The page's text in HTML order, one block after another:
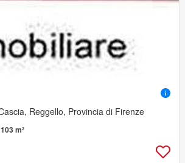
Reggello, Provincia di Firenze
103 m²